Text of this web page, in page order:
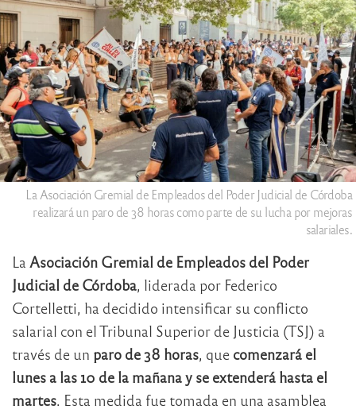
La Asociación Gremial de Empleados del Poder Judicial de Córdoba
realizará un paro de 38 horas como parte de su lucha por mejoras
salariales.
La Asociación Gremial de Empleados del Poder
Judicial de Córdoba, liderada por Federico
Cortelletti, ha decidido intensificar su conflicto
salarial con el Tribunal Superior de Justicia (TSJ) a
través de un paro de 38 horas, que comenzará el
lunes a las 10 de la mañana y se extenderá hasta el
martes. Esta medida fue tomada en una asamblea